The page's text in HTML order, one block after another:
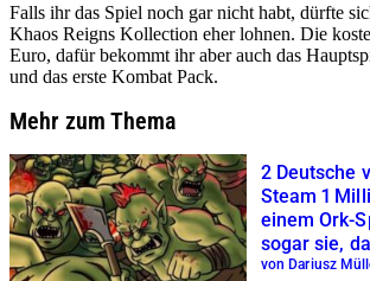
Falls ihr das Spiel noch gar nicht habt, dürfte
Khaos Reigns Kollection eher lohnen. Die
Euro, dafür bekommt ihr aber auch das
und das erste Kombat Pack.
Mehr zum Thema
2 Deutsche
Steam 1
einem Ork-
sogar sie,
hässlich ist
von Dariusz